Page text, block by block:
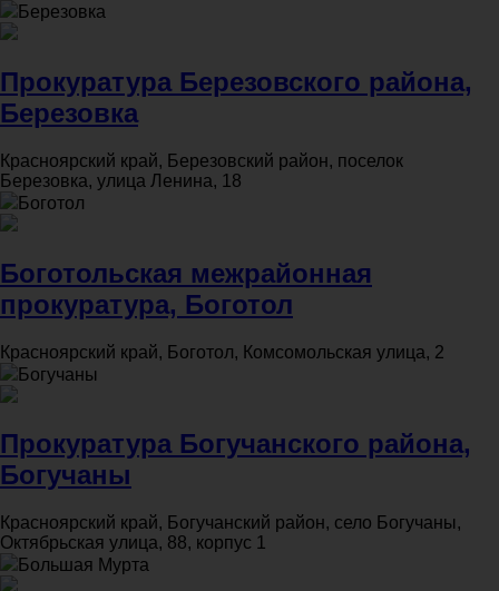
Березовка
Прокуратура Березовского района,
Березовка
Красноярский край, Березовский район, поселок
Березовка, улица Ленина, 18
Боготол
Боготольская межрайонная
прокуратура, Боготол
Красноярский край, Боготол, Комсомольская улица, 2
Богучаны
Прокуратура Богучанского района,
Богучаны
Красноярский край, Богучанский район, село Богучаны,
Октябрьская улица, 88, корпус 1
Большая Мурта